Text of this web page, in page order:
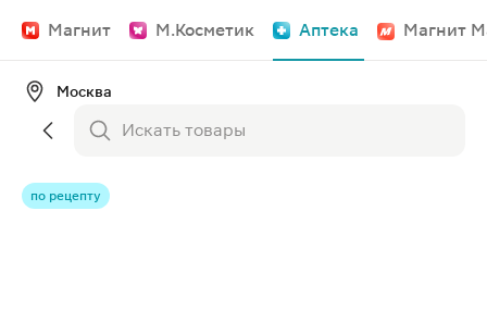
Магнит М.Косметик Аптека Магнит
Москва
по рецепту